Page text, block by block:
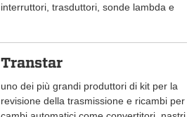
interruttori, trasduttori, sonde lambda e
Transtar
uno dei più grandi produttori di kit per la
revisione della trasmissione e ricambi per